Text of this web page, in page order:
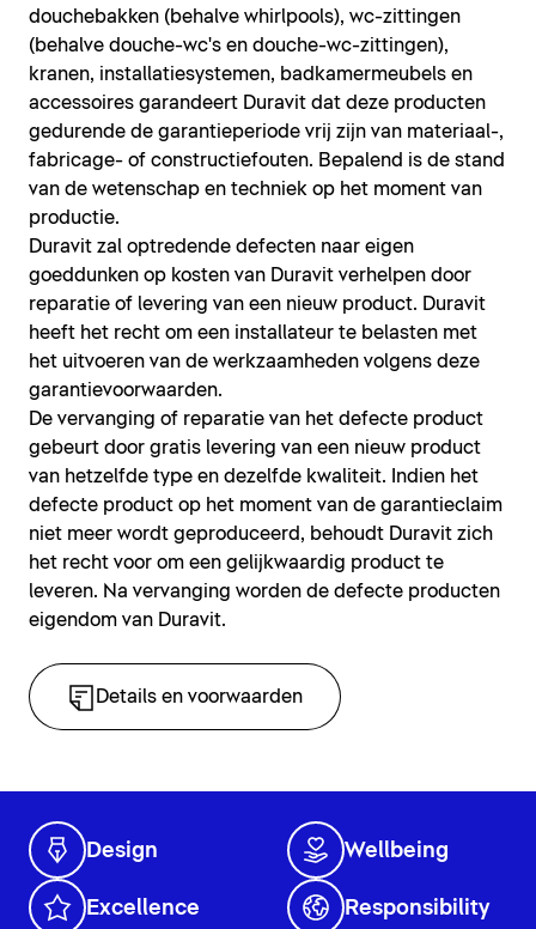
douchebakken (behalve whirlpools), wc-zittingen
(behalve douche-wc's en douche-wc-zittingen),
kranen, installatiesystemen, badkamermeubels en
accessoires garandeert Duravit dat deze producten
gedurende de garantieperiode vrij zijn van materiaal-,
fabricage- of constructiefouten. Bepalend is de stand
van de wetenschap en techniek op het moment van
productie.
Duravit zal optredende defecten naar eigen
goeddunken op kosten van Duravit verhelpen door
reparatie of levering van een nieuw product. Duravit
heeft het recht om een installateur te belasten met
het uitvoeren van de werkzaamheden volgens deze
garantievoorwaarden.
De vervanging of reparatie van het defecte product
gebeurt door gratis levering van een nieuw product
van hetzelfde type en dezelfde kwaliteit. Indien het
defecte product op het moment van de garantieclaim
niet meer wordt geproduceerd, behoudt Duravit zich
het recht voor om een gelijkwaardig product te
leveren. Na vervanging worden de defecte producten
eigendom van Duravit.
Details en voorwaarden
Design Wellbeing
Excellence Responsibility